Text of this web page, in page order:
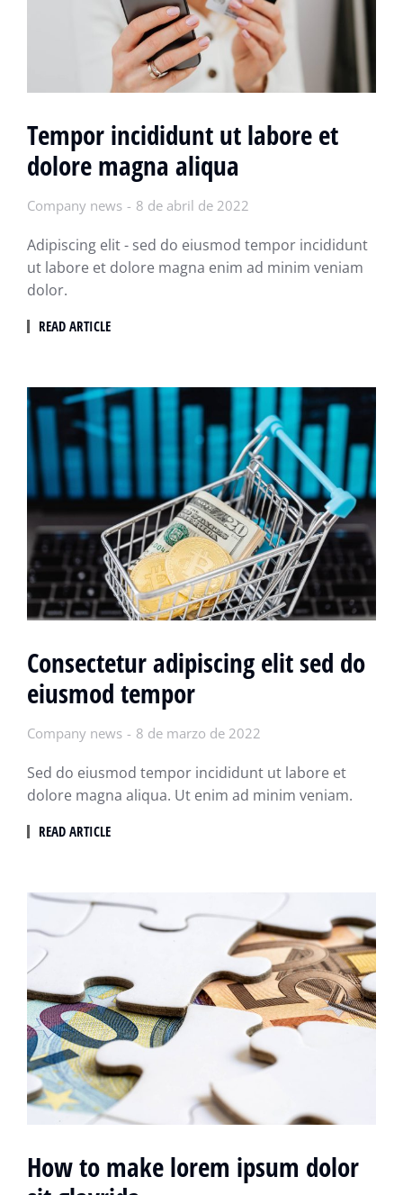
Tempor incididunt ut labore et
dolore magna aliqua
Company news 8 de abril de 2022
Adipiscing elit - sed do eiusmod tempor incididunt
ut labore et dolore magna enim ad minim veniam
dolor.
READ ARTICLE
Consectetur adipiscing elit sed do
eiusmod tempor
Company news 8 de marzo de 2022
Sed do eiusmod tempor incididunt ut labore et
dolore magna aliqua. Ut enim ad minim veniam.
READ ARTICLE
How to make lorem ipsum dolor